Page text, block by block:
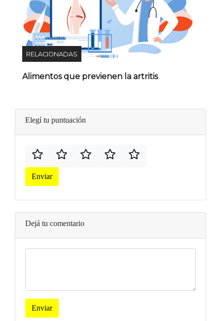
RELACIONADAS
Alimentos que previenen la artritis
Elegí tu puntuación
Enviar
Dejá tu comentario
Enviar